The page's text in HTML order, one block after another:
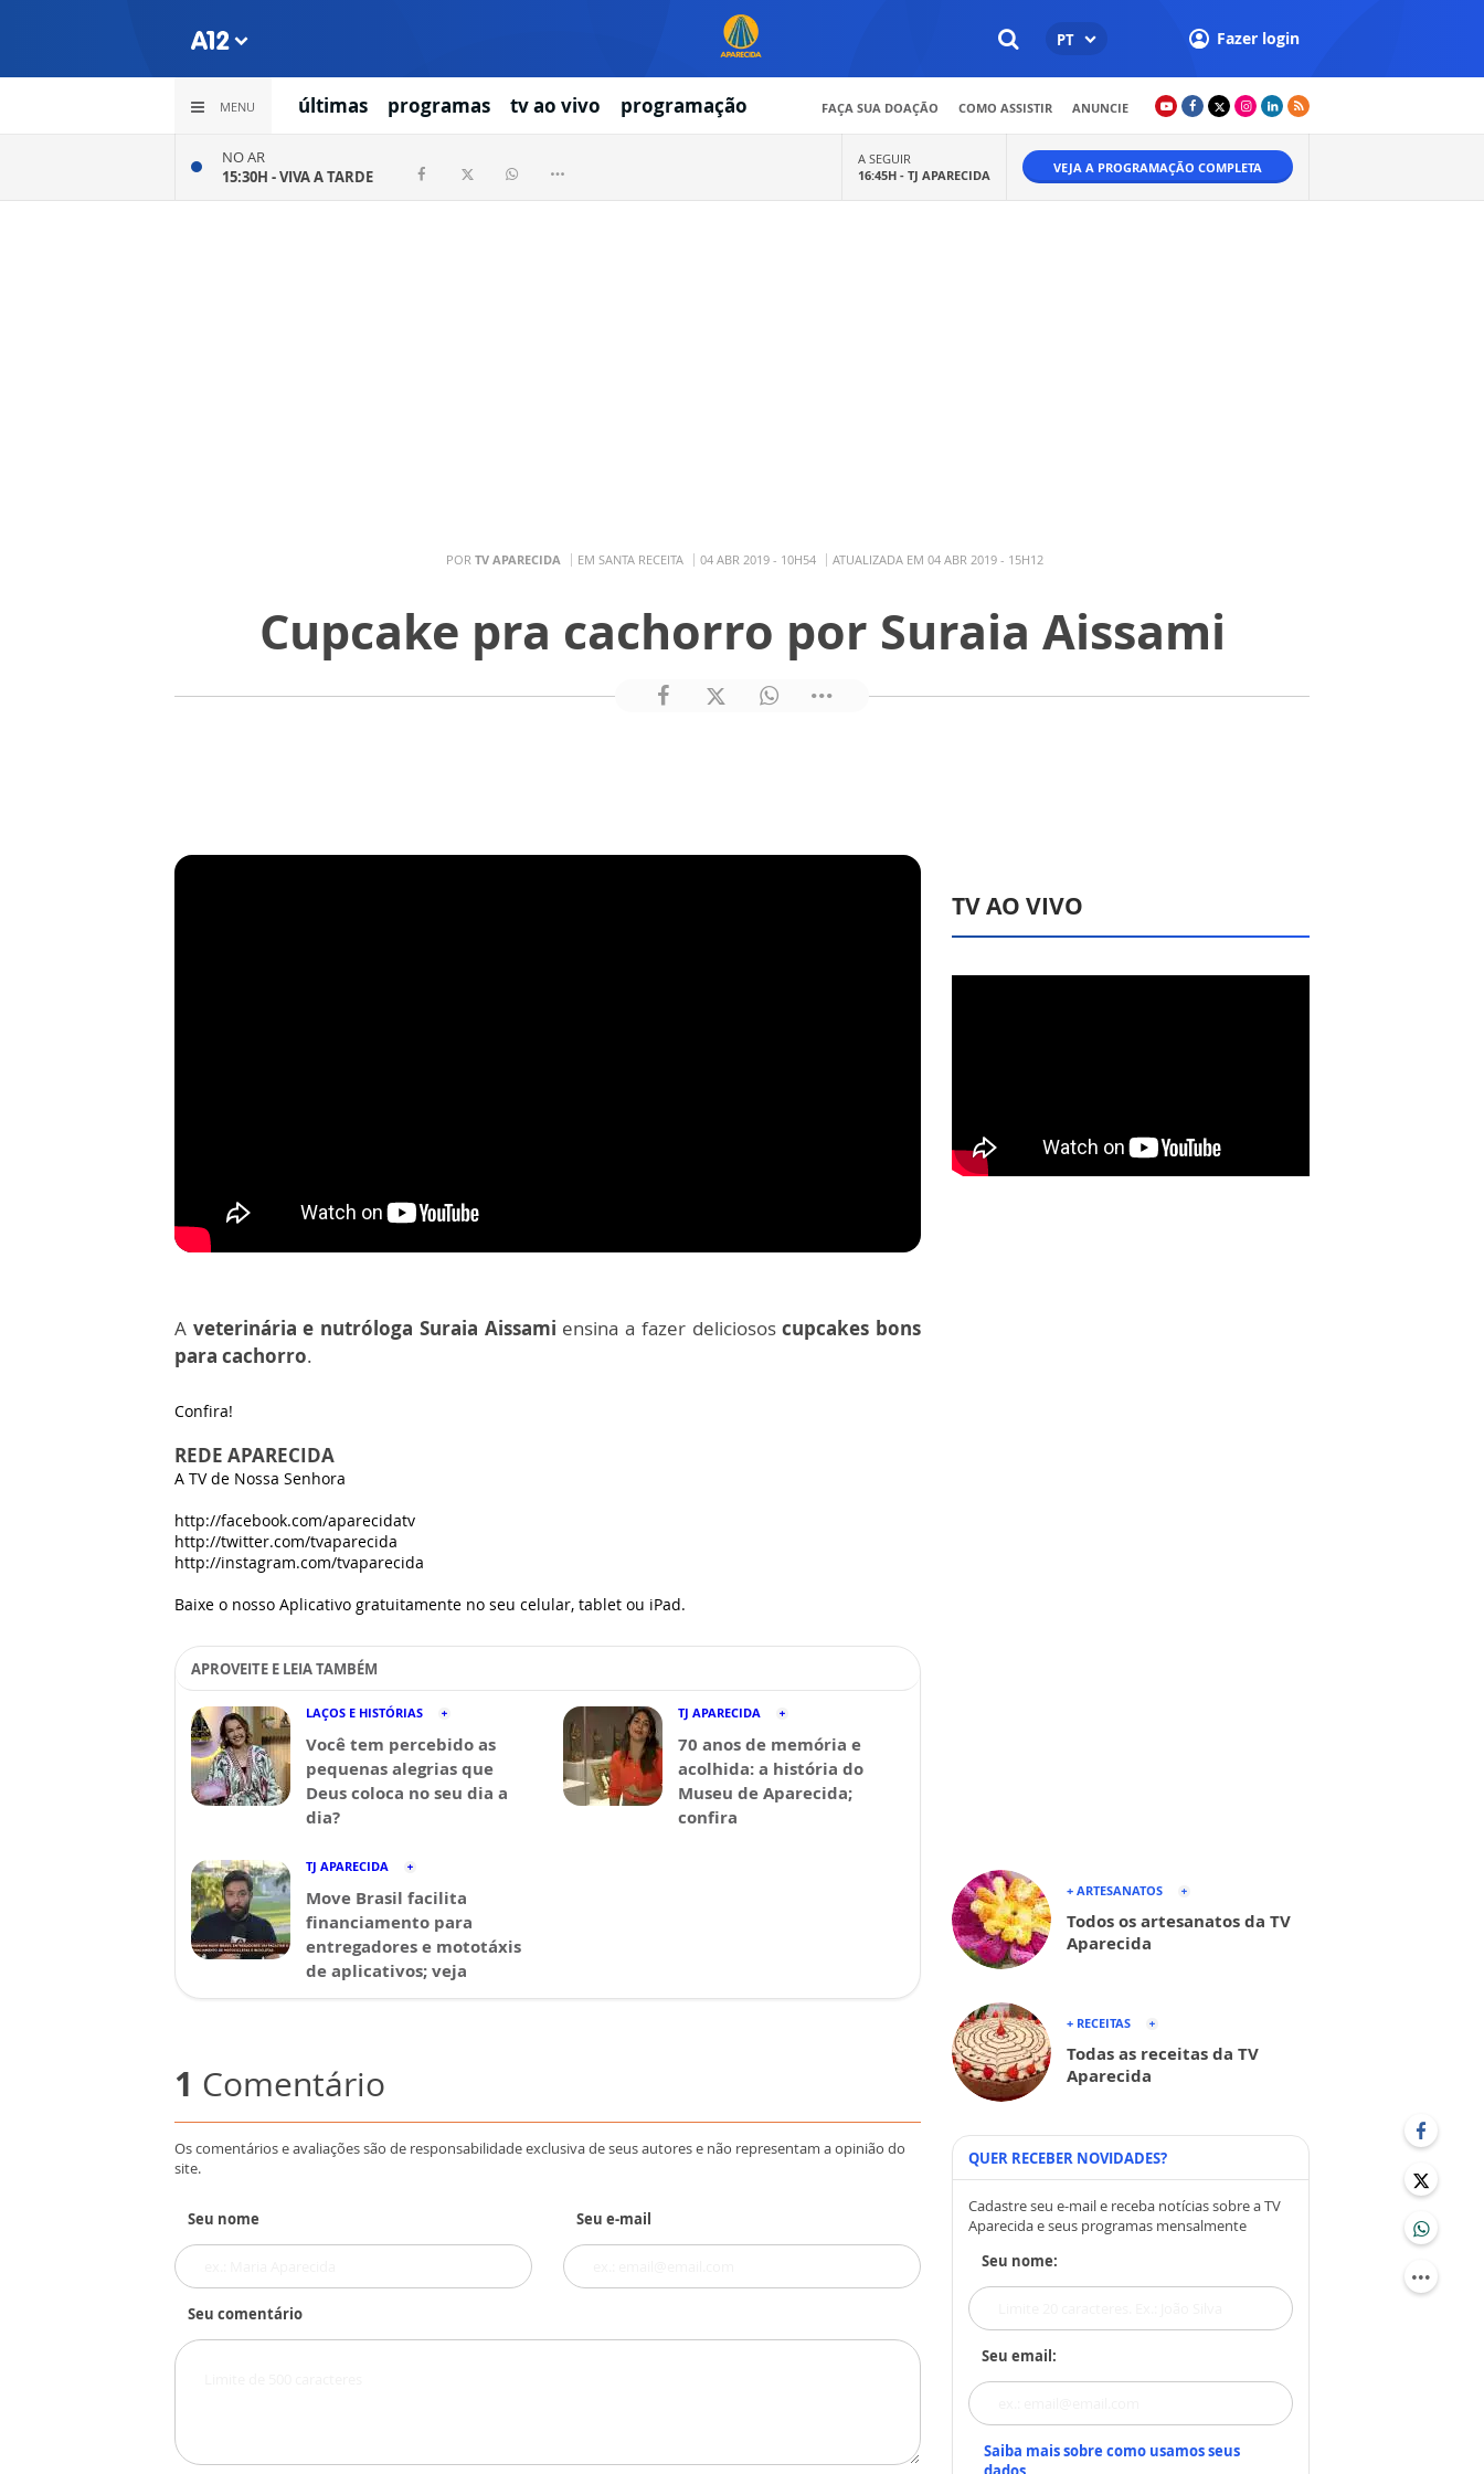
PT Fazer login
MENU últimas programas tv ao vivo programação FAÇA SUA DOAÇÃO COMO ASSISTIR ANUNCIE
NO AR
15:30H -VIVA A TARDE
A SEGUIR
16:45H - TJ APARECIDA VEJA A PROGRAMAÇÃO COMPLETA
POR TV APARECIDA EM SANTA RECEITA 04 ABR 2019 - 10H54 ATUALIZADA EM 04 ABR 2019 - 15H12
Cupcake pra cachorro por Suraia Aissami
A veterinária e nutróloga Suraia Aissami ensina a fazer deliciososcupcakes bons
para cachorro.
Confira!
REDE APARECIDA
A TV de Nossa Senhora
http://facebook.com/aparecidatv
http://twitter.com/tvaparecida
http://instagram.com/tvaparecida
Baixe o nosso Aplicativo gratuitamente no seu celular, tablet ou iPad.
APROVEITE E LEIA TAMBÉM
LAÇOS E HISTÓRIAS
Você tem percebido as
pequenas alegrias que
Deus coloca no seu dia a
dia?
TJ APARECIDA
70 anos de memória e
acolhida: a história do
Museu de Aparecida;
confira
TJ APARECIDA
Move Brasil facilita
financiamento para
entregadores e mototáxis
de aplicativos; veja
1 Comentário
Os comentários e avaliações são de responsabilidade exclusiva de seus autores e não representam a opinião do
site.
Seu nome Seu e-mail
Seu comentário
TV AO VIVO
+ ARTESANATOS
Todos os artesanatos da TV
Aparecida
+ RECEITAS
Todas as receitas da TV
Aparecida
QUER RECEBER NOVIDADES?
Cadastre seu e-mail e receba notícias sobre a TV
Aparecida e seus programas mensalmente
Seu nome:
Seu email:
Saiba mais sobre como usamos seus